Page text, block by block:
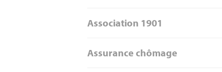
Association 1901
Assurance chômage